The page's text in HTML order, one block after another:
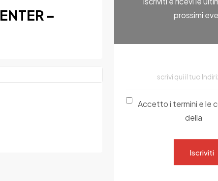
–
prossimi
Accetto i termini e le
della
Iscriviti